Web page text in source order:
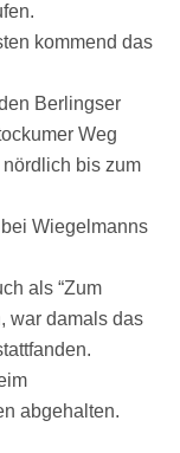
kommend das
Berlingser
Weg
bis zum
Wiegelmanns
als “Zum
war damals das
abgehalten.